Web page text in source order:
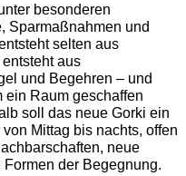
besonderen
Sparmaßnahmen und
selten aus
aus
und Begehren – und
ein Raum geschaffen
soll das neue Gorki ein
Mittag bis nachts, offen
neue
der Begegnung.